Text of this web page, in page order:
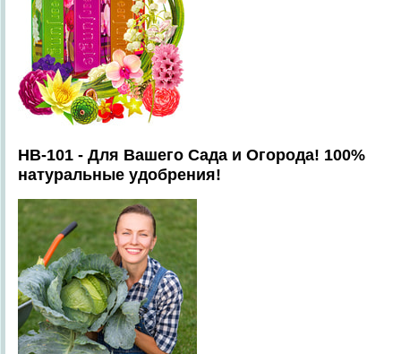
HB-101 - Для Вашего Сада и Огорода! 100%
натуральные удобрения!